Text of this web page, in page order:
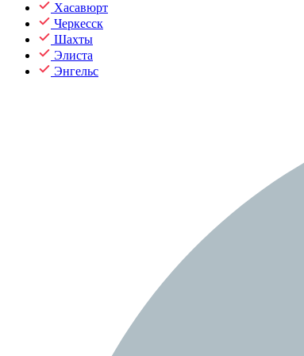
Хасавюрт
Черкесск
Шахты
Элиста
Энгельс